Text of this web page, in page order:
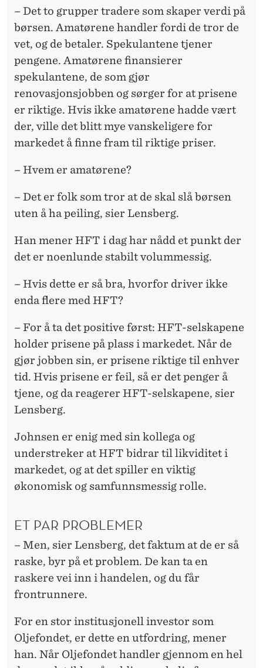
– Det to grupper tradere som skaper verdi på
børsen. Amatørene handler fordi de tror de
vet, og de betaler. Spekulantene tjener
pengene. Amatørene finansierer
spekulantene, de som gjør
renovasjonsjobben og sørger for at prisene
er riktige. Hvis ikke amatørene hadde vært
der, ville det blitt mye vanskeligere for
markedet å finne fram til riktige priser.
– Hvem er amatørene?
– Det er folk som tror at de skal slå børsen
uten å ha peiling, sier Lensberg.
Han mener HFT i dag har nådd et punkt der
det er noenlunde stabilt volummessig.
– Hvis dette er så bra, hvorfor driver ikke
enda flere med HFT?
– For å ta det positive først: HFT-selskapene
holder prisene på plass i markedet. Når de
gjør jobben sin, er prisene riktige til enhver
tid. Hvis prisene er feil, så er det penger å
tjene, og da reagerer HFT-selskapene, sier
Lensberg.
Johnsen er enig med sin kollega og
understreker at HFT bidrar til likviditet i
markedet, og at det spiller en viktig
økonomisk og samfunnsmessig rolle.
ET PAR PROBLEMER
– Men, sier Lensberg, det faktum at de er så
raske, byr på et problem. De kan ta en
raskere vei inn i handelen, og du får
frontrunnere.
For en stor institusjonell investor som
Oljefondet, er dette en utfordring, mener
han. Når Oljefondet handler gjennom en hel